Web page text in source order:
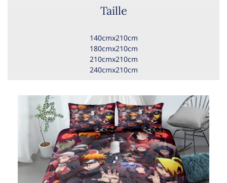
Taille
140cmx210cm
180cmx210cm
210cmx210cm
240cmx210cm